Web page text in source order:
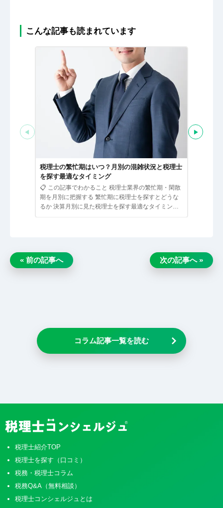
こんな記事も読まれています
◀
税理士の繁忙期はいつ？月別の混雑状況と税理士
を探す最適なタイミング
📋 この記事でわかること 税理士業界の繁忙期・閑散
期を月別に把握する 繁忙期に税理士を探すとどうな
るか 決算月別に見た税理士を探す最適なタイミング
▶
« 前の記事へ 次の記事へ »
コラム記事一覧を読む
税理士紹介TOP
税理士を探す（口コミ）
税務・税理士コラム
税務Q&A（無料相談）
税理士コンシェルジュとは